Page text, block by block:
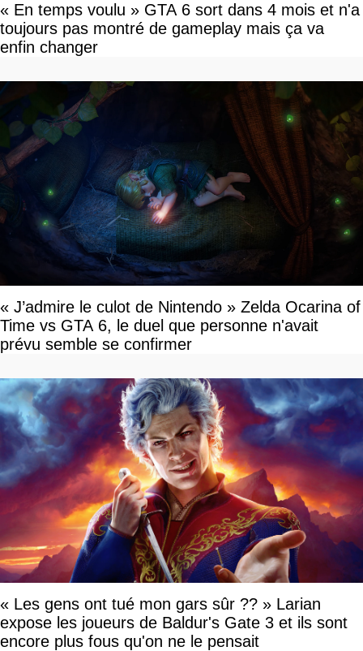
« En temps voulu » GTA 6 sort dans 4 mois et n'a
toujours pas montré de gameplay mais ça va
enfin changer
« J’admire le culot de Nintendo » Zelda Ocarina of
Time vs GTA 6, le duel que personne n'avait
prévu semble se confirmer
« Les gens ont tué mon gars sûr ?? » Larian
expose les joueurs de Baldur's Gate 3 et ils sont
encore plus fous qu'on ne le pensait